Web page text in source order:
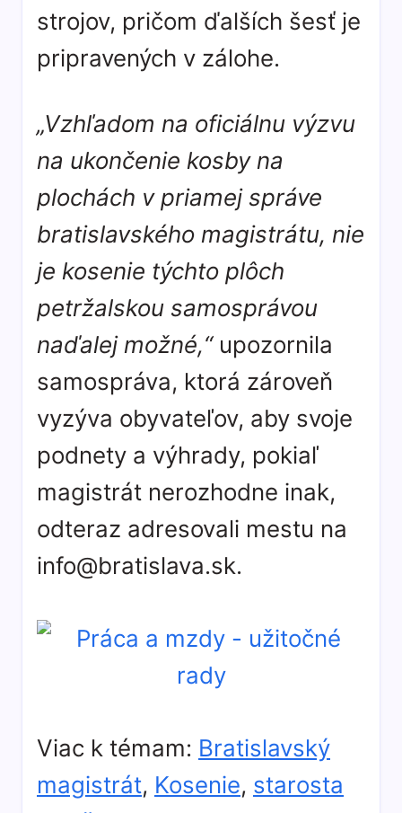
strojov, pričom ďalších šesť je
pripravených v zálohe.
„Vzhľadom na oficiálnu výzvu
na ukončenie kosby na
plochách v priamej správe
bratislavského magistrátu, nie
je kosenie týchto plôch
petržalskou samosprávou
naďalej možné,“upozornila
samospráva, ktorá zároveň
vyzýva obyvateľov, aby svoje
podnety a výhrady, pokiaľ
magistrát nerozhodne inak,
odteraz adresovali mestu na
info@bratislava.sk.
Viac k témam: Bratislavský
magistrát, Kosenie, starosta